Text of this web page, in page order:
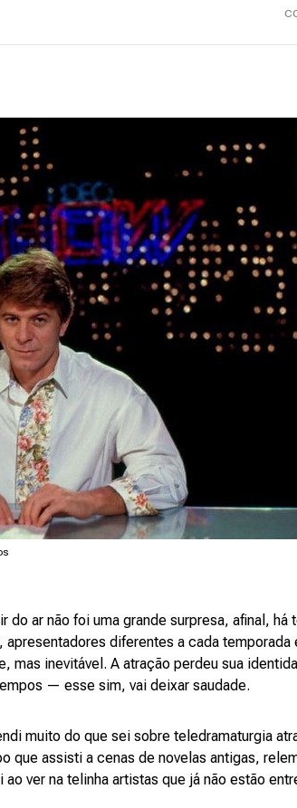
do ar não foi uma grande surpresa, afinal, há
apresentadores diferentes a cada temporada
mas inevitável. A atração perdeu sua
— esse sim, vai deixar saudade.
muito do que sei sobre teledramaturgia
que assisti a cenas de novelas antigas,
ver na telinha artistas que já não estão